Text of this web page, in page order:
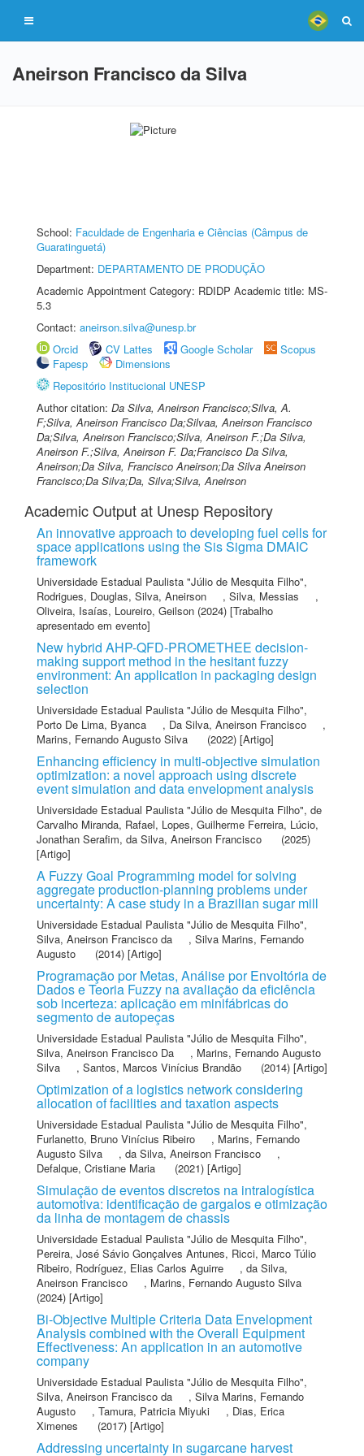
Aneirson Francisco da Silva
School: Faculdade de Engenharia e Ciências (Câmpus de
Guaratinguetá)
Department: DEPARTAMENTO DE PRODUÇÃO
Academic Appointment Category: RDIDP Academic title: MS-
5.3
Contact: aneirson.silva@unesp.br
Orcid
CV Lattes Google Scholar
Scopus
Fapesp
Dimensions
Repositório Institucional UNESP
Author citation: Da Silva, Aneirson Francisco;Silva, A.
F;Silva, Aneirson Francisco Da;Silvaa, Aneirson Francisco
Da;Silva, Aneirson Francisco;Silva, Aneirson F.;Da Silva,
Aneirson F.;Silva, Aneirson F. Da;Francisco Da Silva,
Aneirson;Da Silva, Francisco Aneirson;Da Silva Aneirson
Francisco;Da Silva;Da, Silva;Silva, Aneirson
Academic Output at Unesp Repository
An innovative approach to developing fuel cells for
space applications using the Sis Sigma DMAIC
framework
Universidade Estadual Paulista "Júlio de Mesquita Filho",
Rodrigues, Douglas, Silva, Aneirson , Silva, Messias
,
Oliveira, Isaías, Loureiro, Geilson (2024) [Trabalho
apresentado em evento]
New hybrid AHP-QFD-PROMETHEE decision-
making support method in the hesitant fuzzy
environment: An application in packaging design
selection
Universidade Estadual Paulista "Júlio de Mesquita Filho",
Porto De Lima, Byanca
, Da Silva, Aneirson Francisco
,
Marins, Fernando Augusto Silva
(2022) [Artigo]
Enhancing efficiency in multi-objective simulation
optimization: a novel approach using discrete
event simulation and data envelopment analysis
Universidade Estadual Paulista "Júlio de Mesquita Filho", de
Carvalho Miranda, Rafael, Lopes, Guilherme Ferreira, Lúcio,
Jonathan Serafim, da Silva, Aneirson Francisco
(2025)
[Artigo]
A Fuzzy Goal Programming model for solving
aggregate production-planning problems under
uncertainty: A case study in a Brazilian sugar mill
Universidade Estadual Paulista "Júlio de Mesquita Filho",
Silva, Aneirson Francisco da
, Silva Marins, Fernando
Augusto
(2014) [Artigo]
Programação por Metas, Análise por Envoltória de
Dados e Teoria Fuzzy na avaliação da eficiência
sob incerteza: aplicação em minifábricas do
segmento de autopeças
Universidade Estadual Paulista "Júlio de Mesquita Filho",
Silva, Aneirson Francisco Da
, Marins, Fernando Augusto
Silva
, Santos, Marcos Vinícius Brandão (2014) [Artigo]
Optimization of a logistics network considering
allocation of facilities and taxation aspects
Universidade Estadual Paulista "Júlio de Mesquita Filho",
Furlanetto, Bruno Vinícius Ribeiro
, Marins, Fernando
Augusto Silva
, da Silva, Aneirson Francisco
,
Defalque, Cristiane Maria
(2021) [Artigo]
Simulação de eventos discretos na intralogística
automotiva: identificação de gargalos e otimização
da linha de montagem de chassis
Universidade Estadual Paulista "Júlio de Mesquita Filho",
Pereira, José Sávio Gonçalves Antunes, Ricci, Marco Túlio
Ribeiro, Rodríguez, Elias Carlos Aguirre , da Silva,
Aneirson Francisco
, Marins, Fernando Augusto Silva
(2024) [Artigo]
Bi-Objective Multiple Criteria Data Envelopment
Analysis combined with the Overall Equipment
Effectiveness: An application in an automotive
company
Universidade Estadual Paulista "Júlio de Mesquita Filho",
Silva, Aneirson Francisco da
, Silva Marins, Fernando
Augusto
, Tamura, Patricia Miyuki , Dias, Erica
Ximenes
(2017) [Artigo]
Addressing uncertainty in sugarcane harvest